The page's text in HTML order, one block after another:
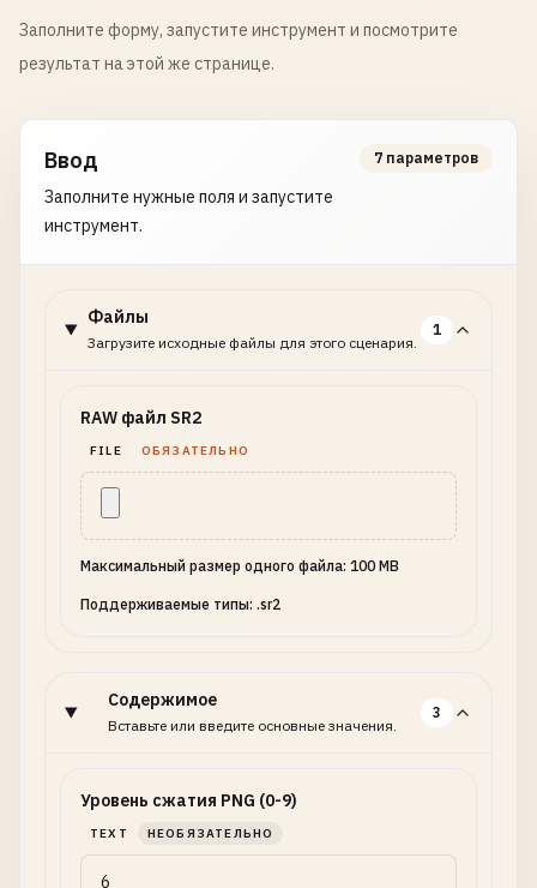
Заполните форму, запустите инструмент и посмотрите
результат на этой же странице.
Ввод
Заполните нужные поля и запустите
инструмент.
7 параметров
Файлы
Загрузите исходные файлы для этого сценария.
1
RAW файл SR2
FILE ОБЯЗАТЕЛЬНО
Максимальный размер одного файла: 100 MB
Поддерживаемые типы: .sr2
Содержимое
Вставьте или введите основные значения.
3
Уровень сжатия PNG (0-9)
TEXT НЕОБЯЗАТЕЛЬНО